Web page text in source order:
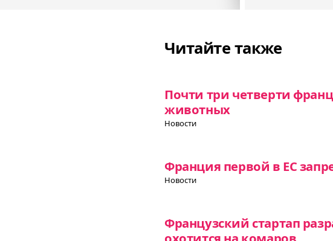
Читайте также
Почти три четверти
животных
Новости
Франция первой в ЕС
Новости
Французский стартап